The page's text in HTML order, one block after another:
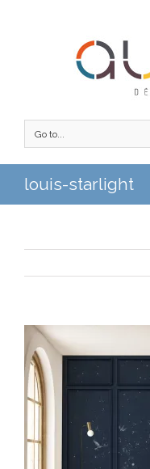
Go to...
louis-starlight